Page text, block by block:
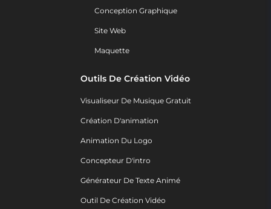
Conception Graphique
Site Web
Maquette
Outils De Création Vidéo
Visualiseur De Musique Gratuit
Création D'animation
Animation Du Logo
Concepteur D'intro
Générateur De Texte Animé
Outil De Création Vidéo